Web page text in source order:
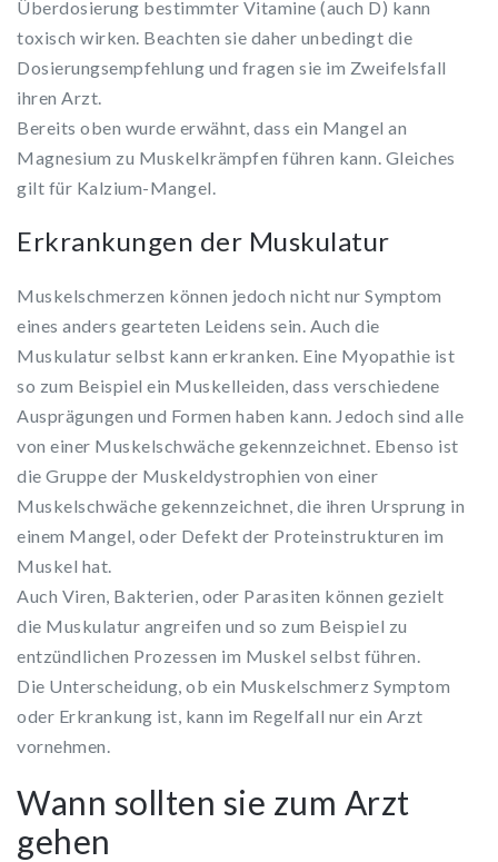
Überdosierung bestimmter Vitamine (auch D) kann
toxisch wirken. Beachten sie daher unbedingt die
Dosierungsempfehlung und fragen sie im Zweifelsfall
ihren Arzt.
Bereits oben wurde erwähnt, dass ein Mangel an
Magnesium zu Muskelkrämpfen führen kann. Gleiches
gilt für Kalzium-Mangel.
Erkrankungen der Muskulatur
Muskelschmerzen können jedoch nicht nur Symptom
eines anders gearteten Leidens sein. Auch die
Muskulatur selbst kann erkranken. Eine Myopathie ist
so zum Beispiel ein Muskelleiden, dass verschiedene
Ausprägungen und Formen haben kann. Jedoch sind alle
von einer Muskelschwäche gekennzeichnet. Ebenso ist
die Gruppe der Muskeldystrophien von einer
Muskelschwäche gekennzeichnet, die ihren Ursprung in
einem Mangel, oder Defekt der Proteinstrukturen im
Muskel hat.
Auch Viren, Bakterien, oder Parasiten können gezielt
die Muskulatur angreifen und so zum Beispiel zu
entzündlichen Prozessen im Muskel selbst führen.
Die Unterscheidung, ob ein Muskelschmerz Symptom
oder Erkrankung ist, kann im Regelfall nur ein Arzt
vornehmen.
Wann sollten sie zum Arzt
gehen